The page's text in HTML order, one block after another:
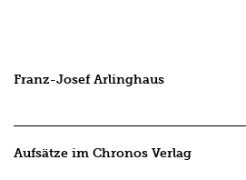
Franz-Josef Arlinghaus
Aufsätze im Chronos Verlag